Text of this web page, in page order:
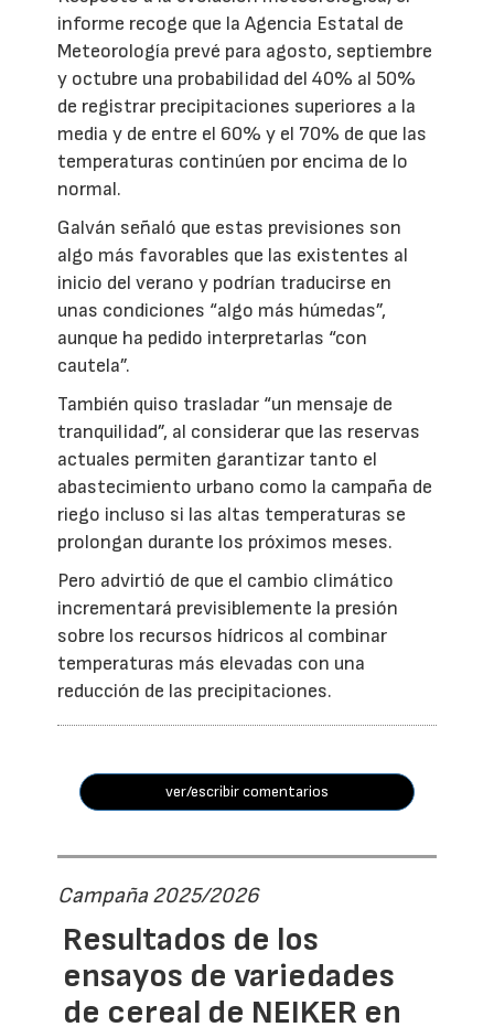
informe recoge que la Agencia Estatal de
Meteorología prevé para agosto, septiembre
y octubre una probabilidad del 40% al 50%
de registrar precipitaciones superiores a la
media y de entre el 60% y el 70% de que las
temperaturas continúen por encima de lo
normal.
Galván señaló que estas previsiones son
algo más favorables que las existentes al
inicio del verano y podrían traducirse en
unas condiciones “algo más húmedas”,
aunque ha pedido interpretarlas “con
cautela”.
También quiso trasladar “un mensaje de
tranquilidad”, al considerar que las reservas
actuales permiten garantizar tanto el
abastecimiento urbano como la campaña de
riego incluso si las altas temperaturas se
prolongan durante los próximos meses.
Pero advirtió de que el cambio climático
incrementará previsiblemente la presión
sobre los recursos hídricos al combinar
temperaturas más elevadas con una
reducción de las precipitaciones.
ver/escribir comentarios
Campaña 2025/2026
Resultados de los
ensayos de variedades
de cereal de NEIKER en